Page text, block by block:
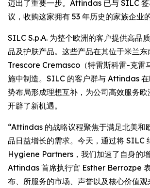
迈出了重要一步。Attindas 已与 SILC
议，收购这家拥有 53 年历史的家族企业
SILC S.p.A. 为整个欧洲的客户提供高品
品及护肤产品。这些产品在其位于米兰东
Trescore Cremasco（特雷斯科雷-克雷
施中制造。SILC 的客户群与 Attindas
势布局形成理想互补，为公司高效服务
开辟了新机遇。
“Attindas 的战略议程聚焦于满足北美和
品日益增长的需求。今天，通过将 SILC
Hygiene Partners，我们加速了自身的
Attindas 首席执行官 Esther Berrozpe
布、所服务的市场、声誉以及核心价值